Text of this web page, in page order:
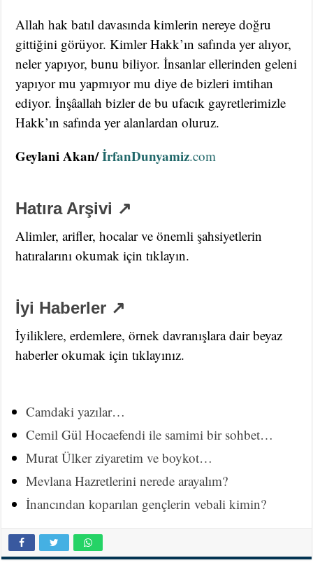
Allah hak batıl davasında kimlerin nereye doğru
gittiğini görüyor. Kimler Hakk’ın safında yer alıyor,
neler yapıyor, bunu biliyor. İnsanlar ellerinden geleni
yapıyor mu yapmıyor mu diye de bizleri imtihan
ediyor. İnşâallah bizler de bu ufacık gayretlerimizle
Hakk’ın safında yer alanlardan oluruz.
Geylani Akan/İrfanDunyamiz.com
Hatıra Arşivi ↗
Alimler, arifler, hocalar ve önemli şahsiyetlerin
hatıralarını okumak için tıklayın.
İyi Haberler ↗
İyiliklere, erdemlere, örnek davranışlara dair beyaz
haberler okumak için tıklayınız.
Camdaki yazılar…
Cemil Gül Hocaefendi ile samimi bir sohbet…
Murat Ülker ziyaretim ve boykot…
Mevlana Hazretlerini nerede arayalım?
İnancından koparılan gençlerin vebali kimin?